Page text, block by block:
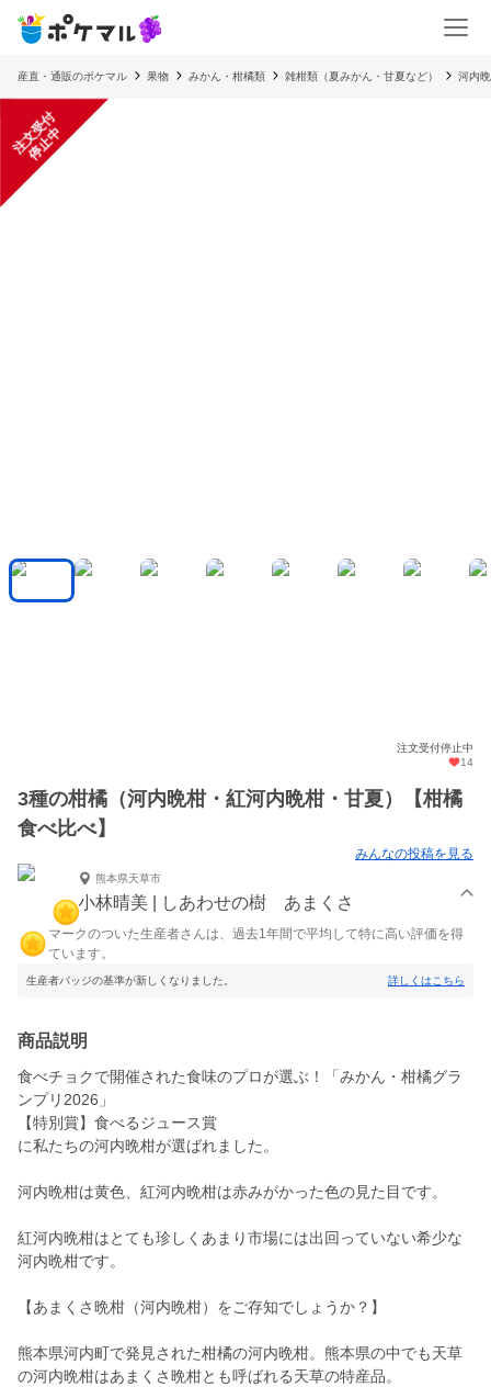
産直・通販のポケマル 果物 みかん・柑橘類 雑柑類（夏みかん・甘夏など） 河内
注
文
受
付
停
止
中
注文受付停止中
14
3種の柑橘（河内晩柑・紅河内晩柑・甘夏）【柑橘
食べ比べ】
みんなの投稿を見る
熊本県天草市
小林晴美 | しあわせの樹 あまくさ
マークのついた生産者さんは、過去1年間で平均して特に高い評価を得
ています。
生産者バッジの基準が新しくなりました。 詳しくはこちら
商品説明
食べチョクで開催された食味のプロが選ぶ！「みかん・柑橘グラ
ンプリ2026」
【特別賞】食べるジュース賞
に私たちの河内晩柑が選ばれました。
河内晩柑は黄色、紅河内晩柑は赤みがかった色の見た目です。
紅河内晩柑はとても珍しくあまり市場には出回っていない希少な
河内晩柑です。
【あまくさ晩柑（河内晩柑）をご存知でしょうか？】
熊本県河内町で発見された柑橘の河内晩柑。熊本県の中でも天草
の河内晩柑はあまくさ晩柑とも呼ばれる天草の特産品。